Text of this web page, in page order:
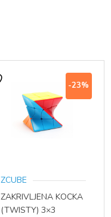
-23%
ZCUBE
ZAKRIVLJENA KOCKA
(TWISTY) 3×3